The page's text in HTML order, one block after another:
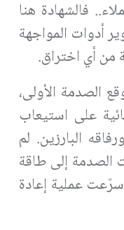
فالشهادة هنا
أدوات المواجهة
من أي اختراق.
الصدمة الأولى،
على استيعاب
البارزين. لم
الصدمة إلى طاقة
عملية إعادة